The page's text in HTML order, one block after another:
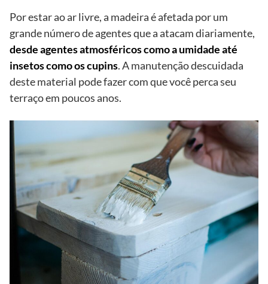
Por estar ao ar livre, a madeira é afetada por um
grande número de agentes que a atacam diariamente,
desde agentes atmosféricos como a umidade até
insetos como os cupins. A manutenção descuidada
deste material pode fazer com que você perca seu
terraço em poucos anos.